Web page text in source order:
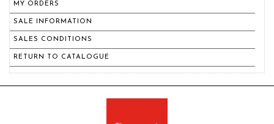
MY ORDERS
SALE INFORMATION
SALES CONDITIONS
RETURN TO CATALOGUE